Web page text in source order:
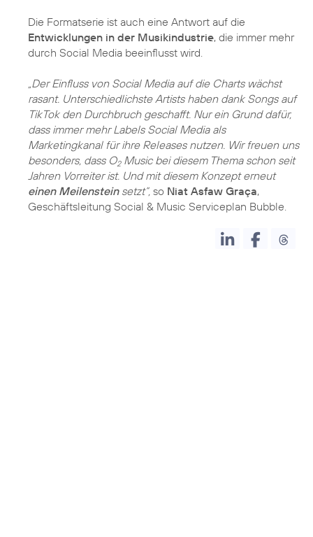
Die Formatserie ist auch eine Antwort auf die
Entwicklungen in der Musikindustrie, die immer mehr
durch Social Media beeinflusst wird.
„Der Einfluss von Social Media auf die Charts wächst
rasant. Unterschiedlichste Artists haben dank Songs auf
TikTok den Durchbruch geschafft. Nur ein Grund dafür,
dass immer mehr Labels Social Media als
Marketingkanal für ihre Releases nutzen. Wir freuen uns
besonders, dass O2Music bei diesem Thema schon seit
Jahren Vorreiter ist. Und mit diesem Konzept erneut
einen Meilensteinsetzt“, so Niat Asfaw Graça,
Geschäftsleitung Social & Music Serviceplan Bubble.